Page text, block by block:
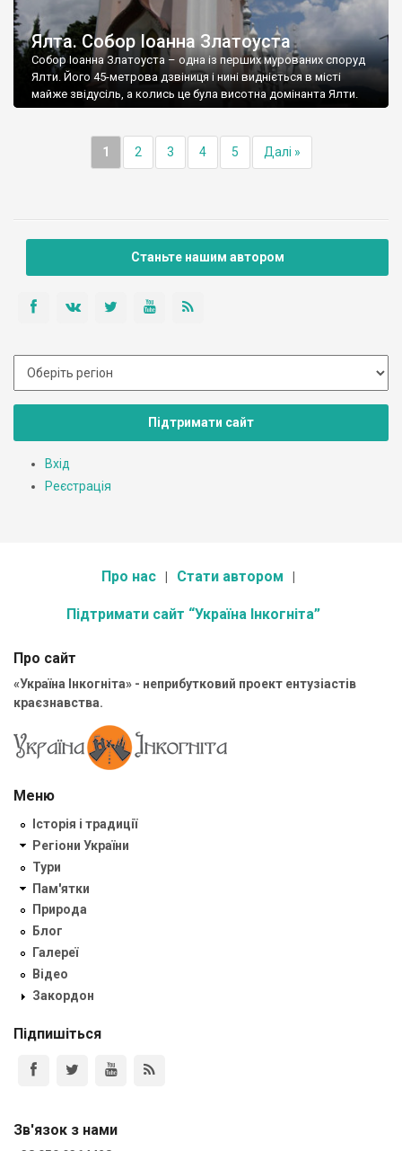
Ялта. Собор Іоанна Златоуста
Собор Іоанна Златоуста – одна із перших мурованих споруд
Ялти. Його 45-метрова дзвіниця і нині видніється в місті
майже звідусіль, а колись це була висотна домінанта Ялти.
1 2 3 4 5 Далі »
Станьте нашим автором
Підтримати сайт
Вхід
Реєстрація
Про нас Стати автором
Підтримати сайт “Україна Інкогніта”
Про сайт
«Україна Інкогніта» - неприбутковий проект ентузіастів
краєзнавства.
Меню
Історія і традиції
Регіони України
Тури
Пам'ятки
Природа
Блог
Галереї
Відео
Закордон
Підпишіться
Зв'язок з нами